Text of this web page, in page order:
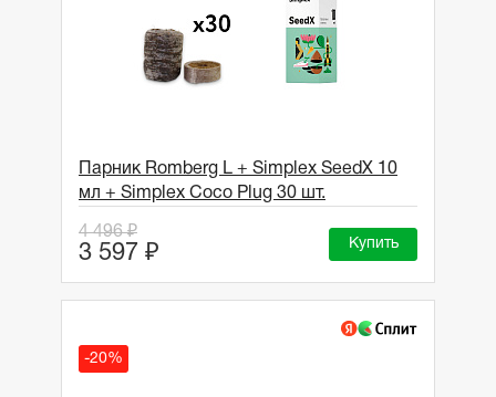
Парник Romberg L + Simplex SeedX 10
мл + Simplex Coco Plug 30 шт.
4 496 ₽
3 597 ₽ Купить
-20%